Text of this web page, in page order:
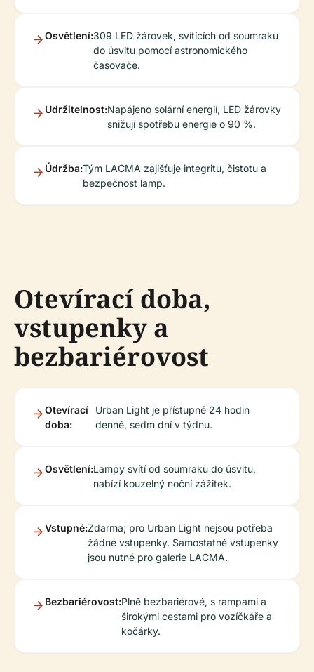
Osvětlení:309 LED žárovek, svítících od soumraku
do úsvitu pomocí astronomického
časovače.
Udržitelnost:Napájeno solární energií, LED žárovky
snižují spotřebu energie o 90 %.
Údržba:Tým LACMA zajišťuje integritu, čistotu a
bezpečnost lamp.
Otevírací doba,
vstupenky a
bezbariérovost
Otevírací
doba:
Urban Light je přístupné 24 hodin
denně, sedm dní v týdnu.
Osvětlení:Lampy svítí od soumraku do úsvitu,
nabízí kouzelný noční zážitek.
Vstupné:Zdarma; pro Urban Light nejsou potřeba
žádné vstupenky. Samostatné vstupenky
jsou nutné pro galerie LACMA.
Bezbariérovost:Plně bezbariérové, s rampami a
širokými cestami pro vozíčkáře a
kočárky.